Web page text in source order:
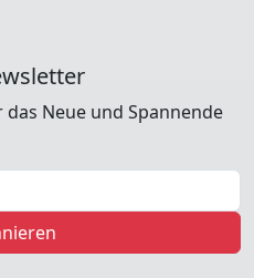
Neue und Spannende